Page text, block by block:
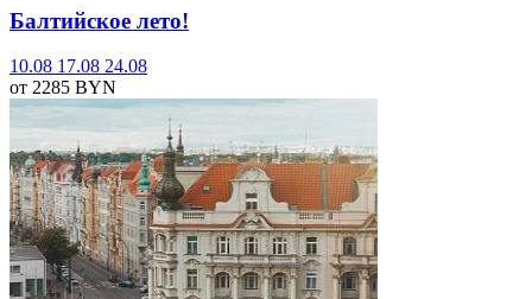
Балтийское лето!
10.08 17.08 24.08
от 2285 BYN